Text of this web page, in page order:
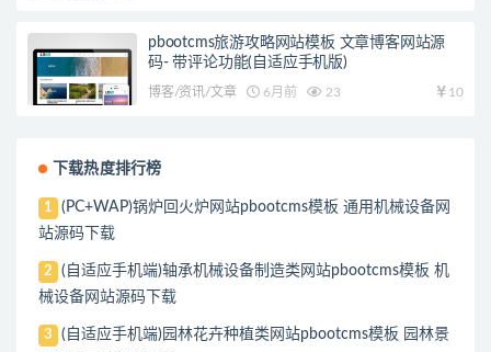
pbootcms旅游攻略网站模板 文章博客网站源
码- 带评论功能(自适应手机版)
博客/资讯/文章 6月前 23 10
下载热度排行榜
1
(PC+WAP)锅炉回火炉网站pbootcms模板 通用机械设备网
站源码下载
2
(自适应手机端)轴承机械设备制造类网站pbootcms模板 机
械设备网站源码下载
3
(自适应手机端)园林花卉种植类网站pbootcms模板 园林景